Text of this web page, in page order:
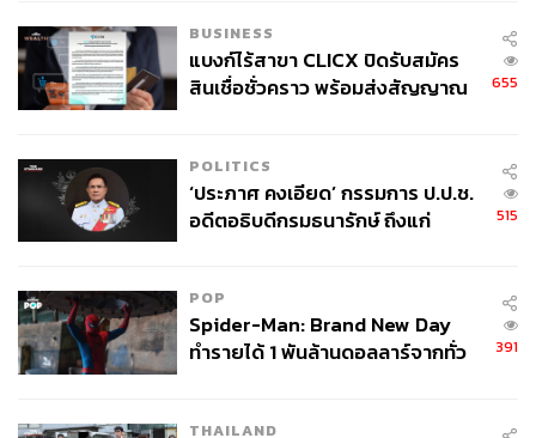
จากเหล่านักแสดงระดับตำนาน ความร่วมมือนี้ไม่เพียง
สะท้อนความนิยมของเขาในระดับโลก แต่ยังยืนยันว่าปัจจุบัน
Jacob คือหนึ่งในตัวแทนของความสง่างามแบบผู้ชายร่วม
BUSINESS
แบงก์ไร้สาขา CLICX ปิดรับสมัคร
สินเชื่อชั่วคราว พร้อมส่งสัญญาณ
655
POLITICS
‘ประภาศ คงเอียด’ กรรมการ ป.ป.ช.
อดีตอธิบดีกรมธนารักษ์ ถึงแก่
515
POP
Spider-Man: Brand New Day
ทำรายได้ 1 พันล้านดอลลาร์จากทั่ว
391
THAILAND